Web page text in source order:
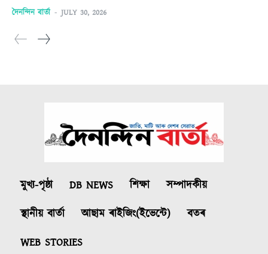
দৈনন্দিন বাৰ্তা - JULY 30, 2026
মুখ্য-পৃষ্ঠা DB NEWS শিক্ষা
সম্পাদকীয়
স্থানীয় বাৰ্তা
আছাম ৰাইজিং(ইভেন্টে)
বতৰ
WEB STORIES